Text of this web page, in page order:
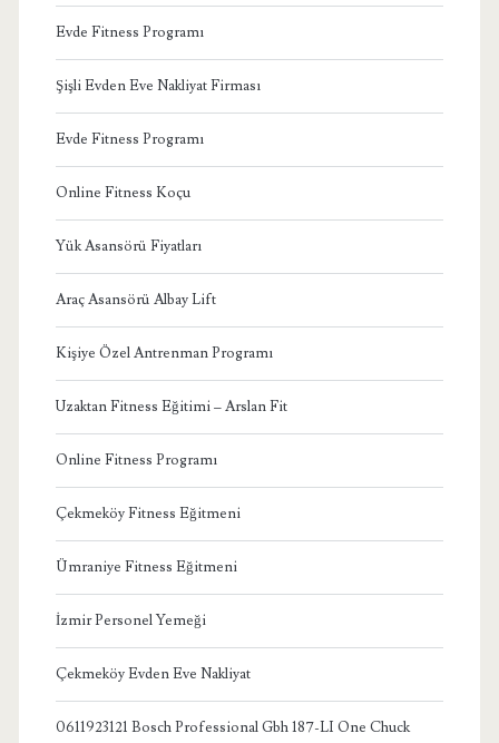
Evde Fitness Programı
Şişli Evden Eve Nakliyat Firması
Evde Fitness Programı
Online Fitness Koçu
Yük Asansörü Fiyatları
Araç Asansörü Albay Lift
Kişiye Özel Antrenman Programı
Uzaktan Fitness Eğitimi – Arslan Fit
Online Fitness Programı
Çekmeköy Fitness Eğitmeni
Ümraniye Fitness Eğitmeni
İzmir Personel Yemeği
Çekmeköy Evden Eve Nakliyat
0611923121 Bosch Professional Gbh 187-LI One Chuck